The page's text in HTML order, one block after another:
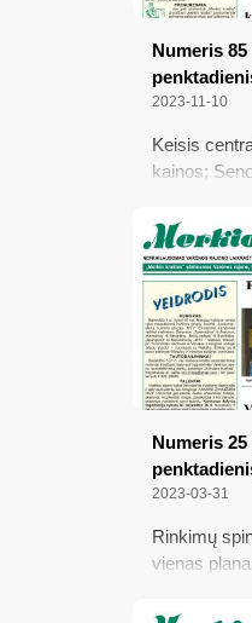
Numeris 85
2023-11-10
Keisis
kainos;
tarptautinio
parsivežė
brastos
Lietuvos
Numeris 25
2023-03-31
Rinkimų
vienas
tvarkymo